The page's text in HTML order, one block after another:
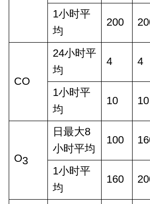
1小时平
均
200
CO
24小时平
均
4
4
1小时平
均
10 10
O3
日最大8
小时平均
100
1小时平
均
160